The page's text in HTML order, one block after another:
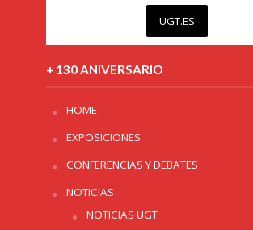
UGT.ES
+ 130 ANIVERSARIO
HOME
EXPOSICIONES
CONFERENCIAS Y DEBATES
NOTICIAS
NOTICIAS UGT